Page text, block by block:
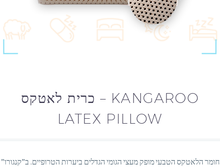
כרית לאטקס – KANGAROO
LATEX PILLOW
חומר הלאטקס הטבעי מופק מעצי הגומי הגדלים ביערות הטרופיים. ב”קנגורו”